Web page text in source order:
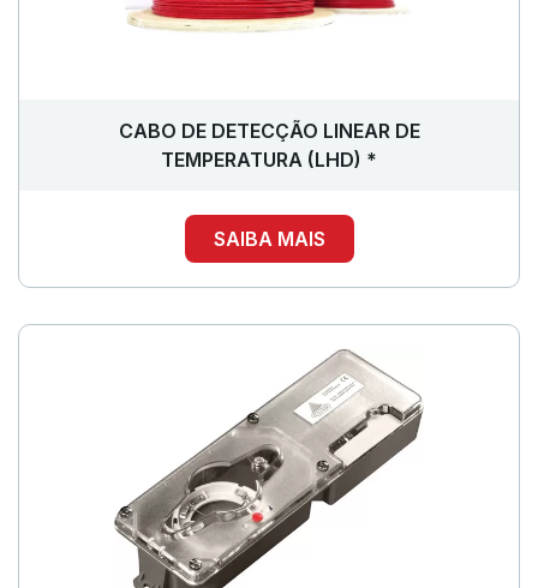
CABO DE DETECÇÃO LINEAR DE
TEMPERATURA (LHD) *
SAIBA MAIS